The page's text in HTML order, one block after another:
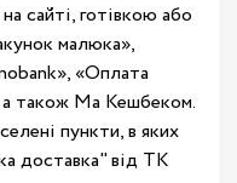
сайті, готівкою або
малюка»,
«Оплата
а також Ма Кешбеком.
пункти, в яких
доставка" від ТК